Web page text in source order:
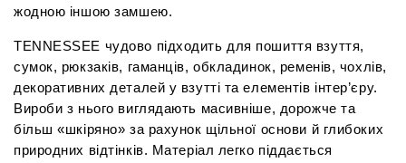
жодною іншою замшею.
TENNESSEE чудово підходить для пошиття взуття,
сумок, рюкзаків, гаманців, обкладинок, ременів, чохлів,
декоративних деталей у взутті та елементів інтер’єру.
Вироби з нього виглядають масивніше, дорожче та
більш «шкіряно» за рахунок щільної основи й глибоких
природних відтінків. Матеріал легко піддається